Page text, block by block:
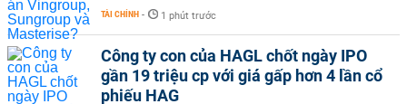
TÀI CHÍNH - 1 phút trước
Công ty con của HAGL chốt ngày IPO
gần 19 triệu cp với giá gấp hơn 4 lần cổ
phiếu HAG